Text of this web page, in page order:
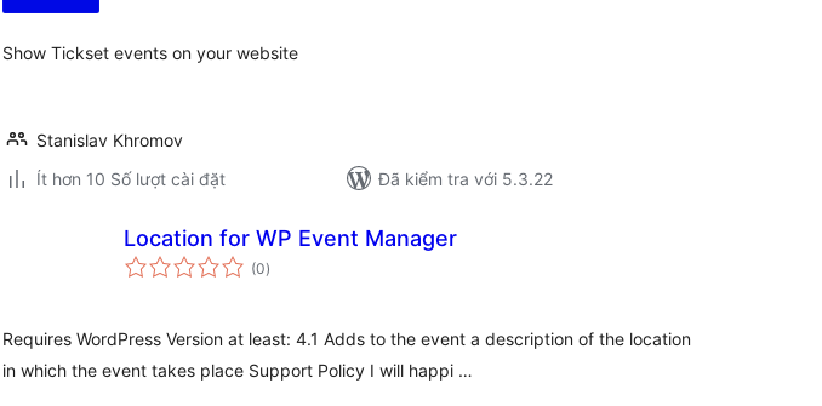
Show Tickset events on your website
Stanislav Khromov
Ít hơn 10 Số lượt cài đặt
Đã kiểm tra với 5.3.22
Location for WP Event Manager
(0tổng
đánh
)
Requires WordPress Version at least: 4.1 Adds to the event a description of the location
in which the event takes place Support Policy I will happi …